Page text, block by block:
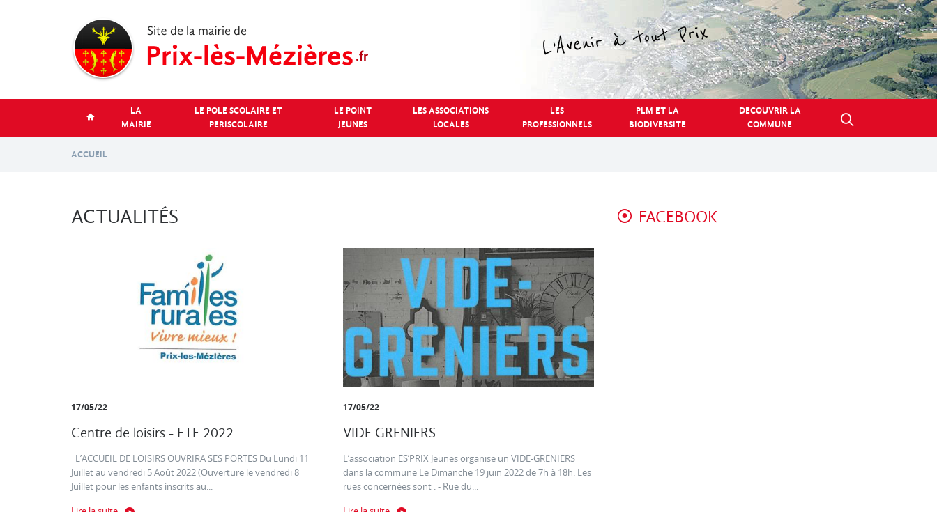
LA
MAIRIE
LE POLE SCOLAIRE ET
PERISCOLAIRE
LE POINT
JEUNES
LES ASSOCIATIONS
LOCALES
LES
PROFESSIONNELS
PLM ET LA
BIODIVERSITE
DECOUVRIR LA
COMMUNE
ACCUEIL
ACTUALITÉS
17/05/22
Centre de loisirs - ETE 2022
L’ACCUEIL DE LOISIRS OUVRIRA SES PORTES Du Lundi 11
Juillet au vendredi 5 Août 2022 (Ouverture le vendredi 8
Juillet pour les enfants inscrits au...
17/05/22
VIDE GRENIERS
L’association ES’PRIX Jeunes organise un VIDE-GRENIERS
dans la commune Le Dimanche 19 juin 2022 de 7h à 18h. Les
rues concernées sont : - Rue du...
FACEBOOK